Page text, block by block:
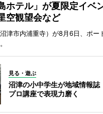
ホテル」が夏限定イ
空観望会など
津市内浦重寺）が8月6日、ポー
見る・遊ぶ
沼津の小中学生が地域情報
プロ講座で表現力磨く